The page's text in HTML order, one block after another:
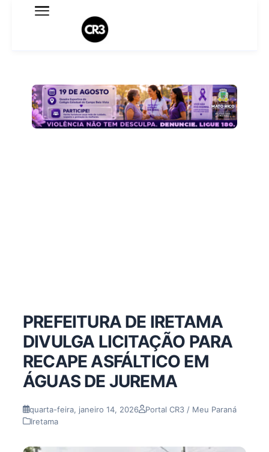
Expediente
Termo de Uso
Sobre o blog
PREFEITURA DE IRETAMA
DIVULGA LICITAÇÃO PARA
RECAPE ASFÁLTICO EM
ÁGUAS DE JUREMA
quarta-feira, janeiro 14, 2026
Portal CR3 / Meu Paraná
Iretama